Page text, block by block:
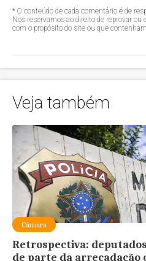
* O conteúdo de cada comentário é de
Nos reservamos ao direito de reprovar
com o propósito do site ou que
Veja também
Câmara
Retrospectiva:
de parte da arrecadação